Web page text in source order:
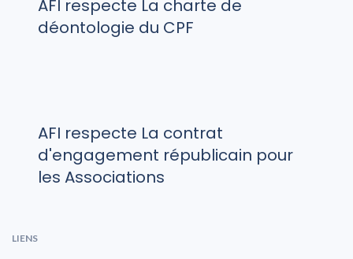
AFI respecte La charte de
déontologie du CPF
AFI respecte La contrat
d'engagement républicain pour
les Associations
LIENS